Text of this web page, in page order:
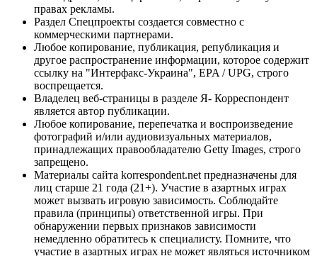
правах рекламы.
Раздел Спецпроекты создается совместно с
коммерческими партнерами.
Любое копирование, публикация, републикация и
другое распространение информации, которое содержит
ссылку на "Интерфакс-Украина", EPA / UPG, строго
воспрещается.
Владелец веб-страницы в разделе Я- Корреспондент
является автор публикации.
Любое копирование, перепечатка и воспроизведение
фотографий и/или аудиовизуальных материалов,
принадлежащих правообладателю Getty Images, строго
запрещено.
Материалы сайта korrespondent.net предназначены для
лиц старше 21 года (21+). Участие в азартных играх
может вызвать игровую зависимость. Соблюдайте
правила (принципы) ответственной игры. При
обнаружении первых признаков зависимости
немедленно обратитесь к специалисту. Помните, что
участие в азартных играх не может являться источником